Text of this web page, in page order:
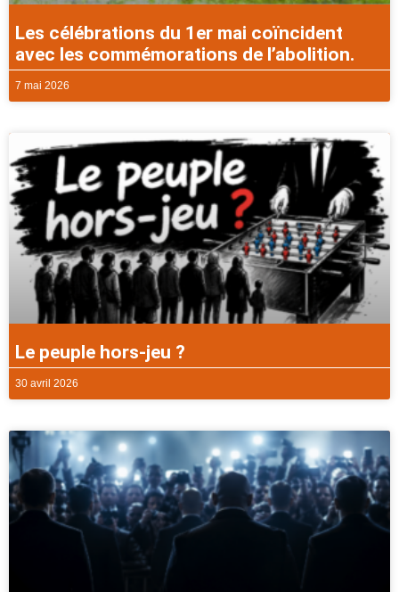
Les célébrations du 1er mai coïncident
avec les commémorations de l’abolition.
7 mai 2026
Le peuple hors-jeu ?
30 avril 2026